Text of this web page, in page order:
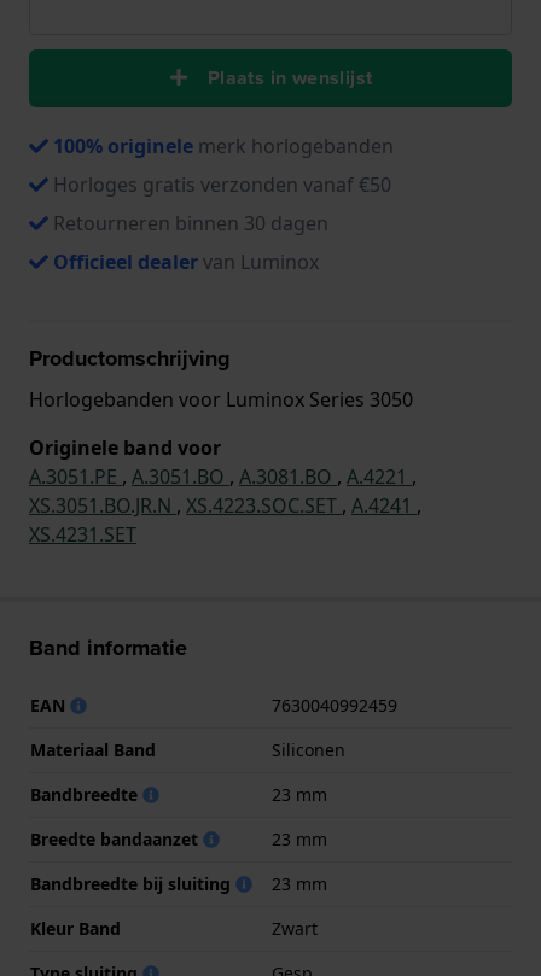
Plaats in wenslijst
100% originele merk horlogebanden
Horloges gratis verzonden vanaf €50
Retourneren binnen 30 dagen
Officieel dealervan Luminox
Productomschrijving
Horlogebanden voor Luminox Series 3050
Originele band voor
A.3051.PE , A.3051.BO , A.3081.BO , A.4221 ,
XS.3051.BO.JR.N , XS.4223.SOC.SET , A.4241 ,
XS.4231.SET
Band informatie
EAN
7630040992459
Materiaal Band
Siliconen
Bandbreedte
23 mm
Breedte bandaanzet
23 mm
Bandbreedte bij sluiting
23 mm
Kleur Band
Zwart